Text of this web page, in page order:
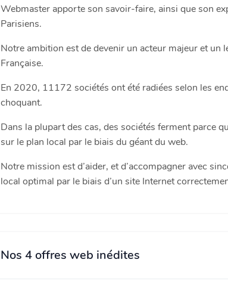
Webmaster apporte son savoir-faire, ainsi que son
Parisiens.
Notre ambition est de devenir un acteur majeur et un
Française.
En 2020, 11172 sociétés ont été radiées selon les
choquant.
Dans la plupart des cas, des sociétés ferment parce
sur le plan local par le biais du géant du web.
Notre mission est d’aider, et d’accompagner avec
local optimal par le biais d’un site Internet
Nos 4 offres web inédites